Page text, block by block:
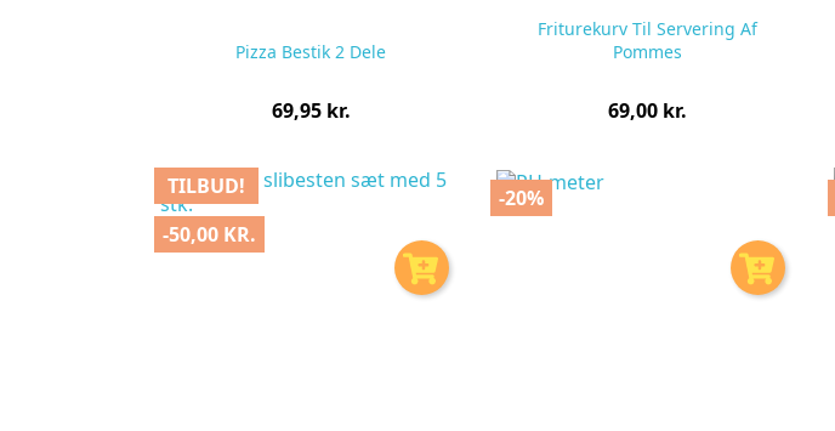
Pizza Bestik 2 Dele
Pris
69,95 kr.
Friturekurv Til Servering Af
Pommes
Pris
69,00 kr.
TILBUD!
-50,00 KR.
-20%